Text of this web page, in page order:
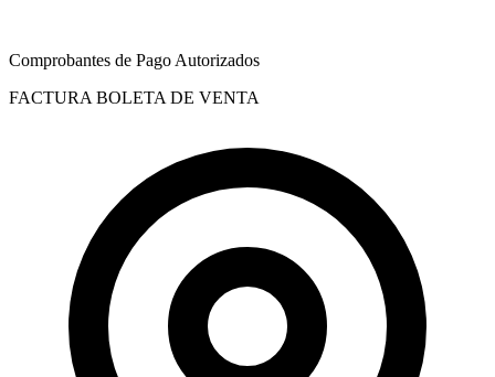
Comprobantes de Pago Autorizados
FACTURA BOLETA DE VENTA